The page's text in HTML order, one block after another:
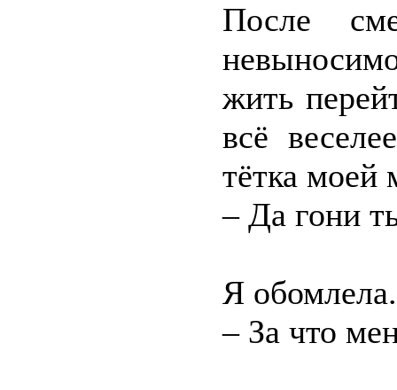
После
жить
всё
тётка моей
– Да гони
Я
– За что